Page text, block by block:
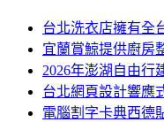
台北洗衣店擁有全
宜蘭賞鯨提供廚房
2026年澎湖自由行
台北網頁設計響應
電腦割字卡典西德